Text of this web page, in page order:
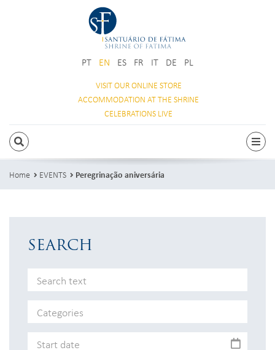
PT EN ES FR IT DE PL
VISIT OURONLINE STORE
ACCOMMODATION AT THE SHRINE
CELEBRATIONS LIVE
SEARCH
Home EVENTS Peregrinação aniversária
SEARCH